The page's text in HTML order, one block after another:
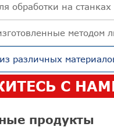
обработки на
различных
С
продукты